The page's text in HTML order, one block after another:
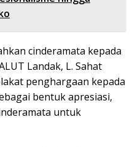
cinderamata kepada
Landak, L. Sahat
penghargaan kepada
bentuk apresiasi,
untuk